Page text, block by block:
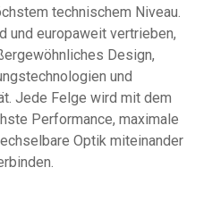
technischem Niveau.
und europaweit vertrieben,
Design,
und
Jede Felge wird mit dem
Performance, maximale
Optik miteinander